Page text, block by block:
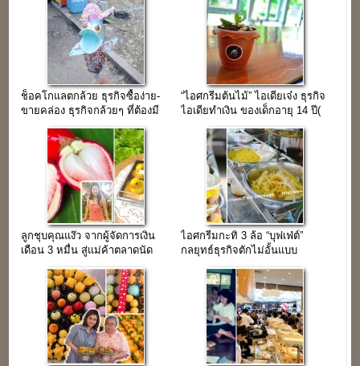
ช็อคโกแลตกล้วย ธุรกิจซื้อง่าย-
ขายคล่อง ธุรกิจกล้วยๆ ที่ต้องมี
“ไอศกรีมต้นไม้” ไอเดียเจ๋ง ธุรกิจ
ไอเดียทำเงิน ของเด็กอายุ 14 ปี(
ลูกชุบคุณแง๊ว จากผู้จัดการเงิน
เดือน 3 หมื่น สู่แม่ค้าตลาดนัด
ไอศกรีมกะทิ 3 ล้อ “บุฟเฟ่ต์”
กลยุทธ์ธุรกิจตักไม่อั้นแบบ